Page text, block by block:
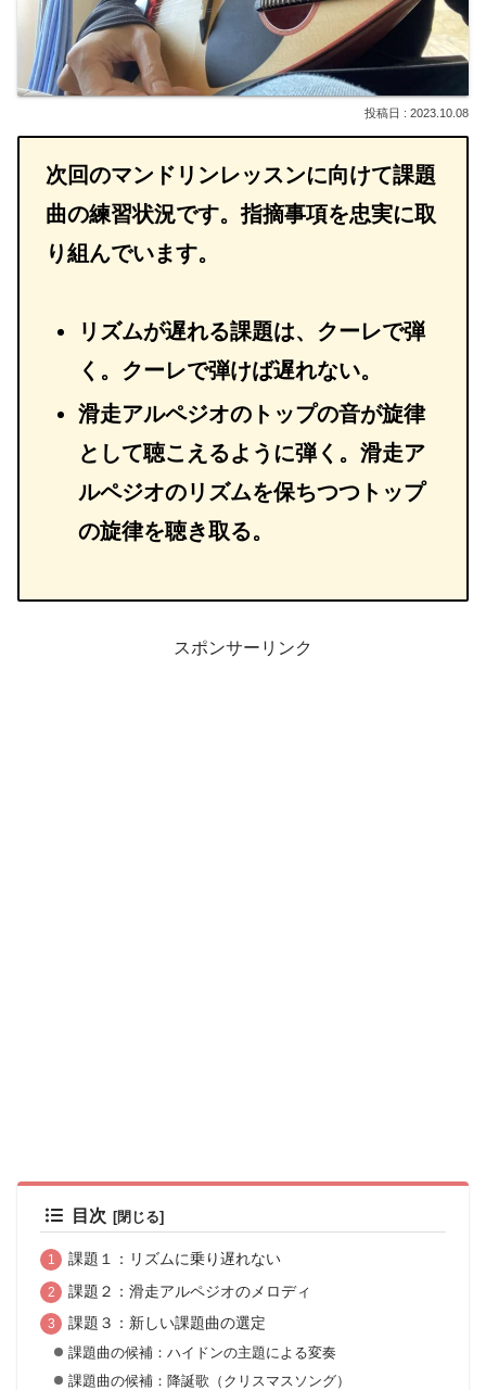
2023.10.08
次回のマンドリンレッスンに向けて課題
曲の練習状況です。指摘事項を忠実に取
り組んでいます。
リズムが遅れる課題は、クーレで弾
く。クーレで弾けば遅れない。
滑走アルペジオのトップの音が旋律
として聴こえるように弾く。滑走ア
ルペジオのリズムを保ちつつトップ
の旋律を聴き取る。
スポンサーリンク
目次
課題１：リズムに乗り遅れない
課題２：滑走アルペジオのメロディ
課題３：新しい課題曲の選定
課題曲の候補：ハイドンの主題による変奏
課題曲の候補：降誕歌（クリスマスソング）